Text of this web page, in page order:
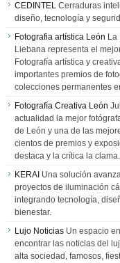
CEDINTEL Cerraduras
diseño, tecnología y
Fotografia artística León La
Liebana representa el
Fotografía artística y
importantes premios de
colecciones permanentes
Fotografía Creativa León
actualidad la mejor
de León y una de las
cientos de premios y
destaca y la crítica la clama.
KERAI Una solución
proyectos de iluminación
integrando tecnología,
bienestar.
Lujo Noticias Un espacio
encontrar las noticias del
alta sociedad, famosos,